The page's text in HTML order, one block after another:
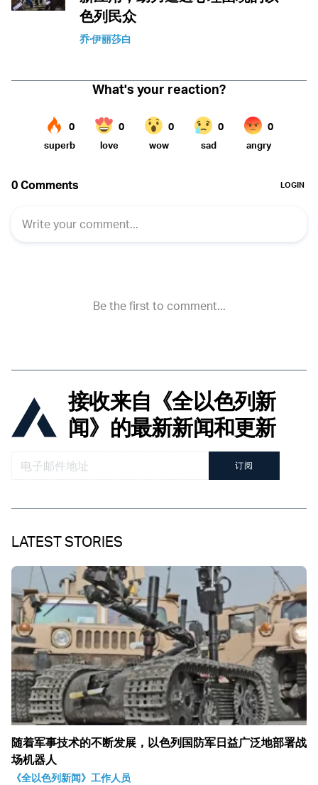
色列民众
乔·伊丽莎白
接收来自《全以色列新
闻》的最新新闻和更新
订阅
LATEST STORIES
随着军事技术的不断发展，以色列国防军日益广泛地部署战
场机器人
《全以色列新闻》工作人员